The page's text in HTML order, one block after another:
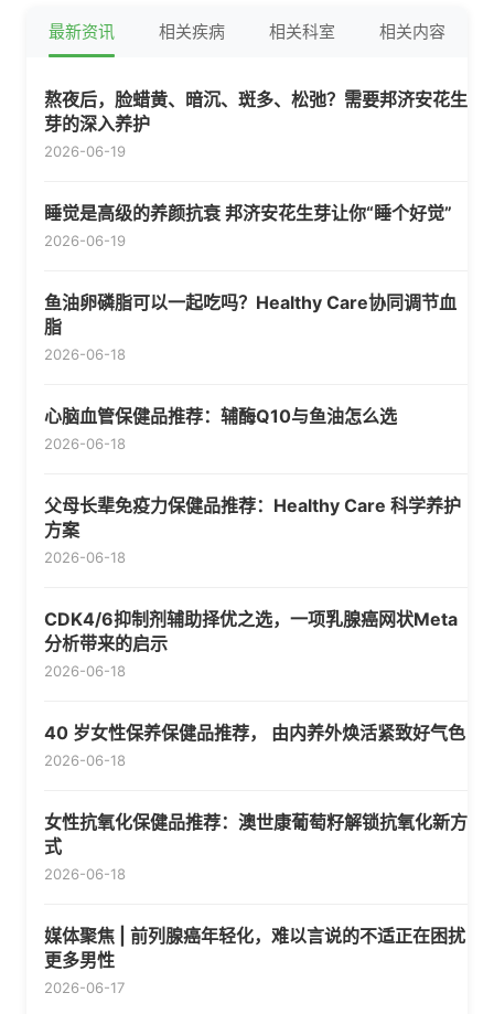
最新资讯 相关疾病 相关科室 相关内容
熬夜后，脸蜡黄、暗沉、斑多、松弛？需要邦济安花生
芽的深入养护
2026-06-19
睡觉是高级的养颜抗衰 邦济安花生芽让你“睡个好觉”
2026-06-19
鱼油卵磷脂可以一起吃吗？Healthy Care协同调节血
脂
2026-06-18
心脑血管保健品推荐：辅酶Q10与鱼油怎么选
2026-06-18
父母长辈免疫力保健品推荐：Healthy Care 科学养护
方案
2026-06-18
CDK4/6抑制剂辅助择优之选，一项乳腺癌网状Meta
分析带来的启示
2026-06-18
40 岁女性保养保健品推荐， 由内养外焕活紧致好气色
2026-06-18
女性抗氧化保健品推荐：澳世康葡萄籽解锁抗氧化新方
式
2026-06-18
媒体聚焦 | 前列腺癌年轻化，难以言说的不适正在困扰
更多男性
2026-06-17